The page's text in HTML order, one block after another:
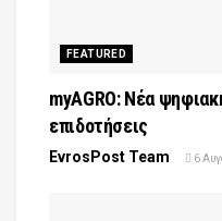
FEATURED
myAGRO: Νέα
επιδοτήσεις
EvrosPost Team 6